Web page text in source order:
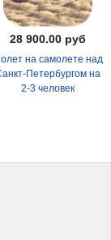
28 900.00 руб
на самолете над
Петербургом на
2-3 человек